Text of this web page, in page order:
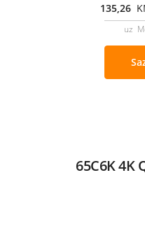
135,26
uz
65C6K 4K